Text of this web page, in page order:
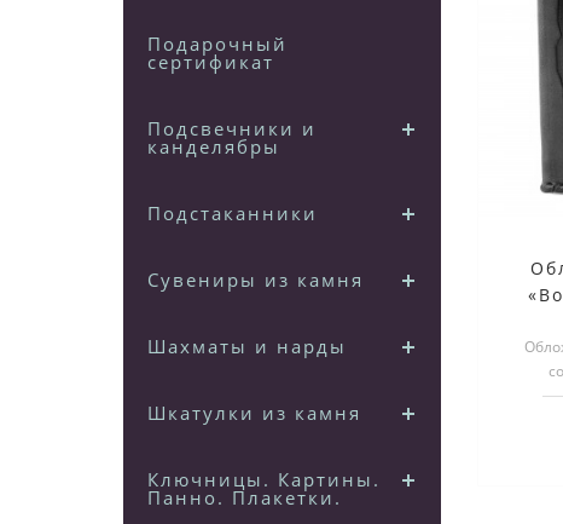
Подарочный
сертификат
Подсвечники и
канделябры
Подстаканники
Сувениры из камня
Шахматы и нарды
Шкатулки из камня
Ключницы. Картины.
Панно. Плакетки.